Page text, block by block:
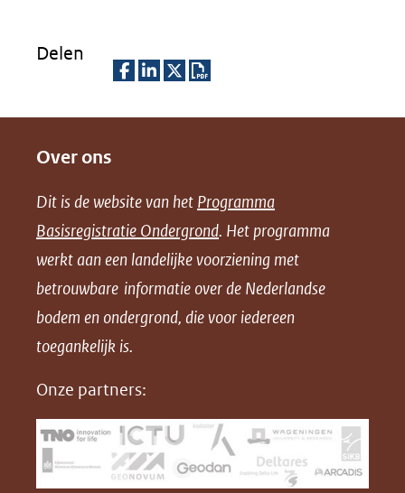
Delen
n
o
p
F
a
c
b
o
o
k
n
o
p
L
i
e
d
I
n
n
o
p
X
(opent
(verwijst
een
l
o
a
d
P
Over ons
Dit is de website van het Programma
Basisregistratie Ondergrond. Het programma
werkt aan een landelijke voorziening met
betrouwbare informatie over de Nederlandse
bodem en ondergrond, die voor iedereen
toegankelijk is.
Onze partners: